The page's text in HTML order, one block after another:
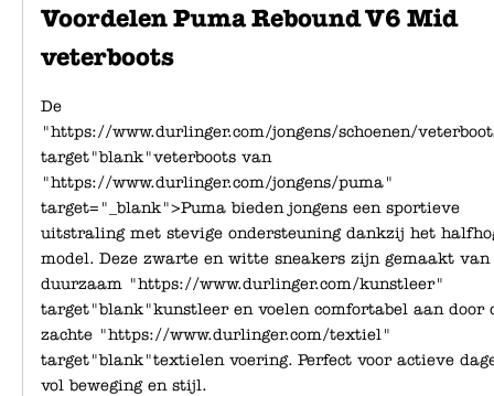
Voordelen Puma Rebound V6 Mid
veterboots
De
"https://www.durlinger.com/jongens/schoenen/
target"blank"veterboots van
"https://www.durlinger.com/jongens/puma"
target="_blank">Puma bieden jongens een sportieve
uitstraling met stevige ondersteuning dankzij het
model. Deze zwarte en witte sneakers zijn gemaakt van
duurzaam "https://www.durlinger.com/kunstleer"
target"blank"kunstleer en voelen comfortabel aan door
zachte "https://www.durlinger.com/textiel"
target"blank"textielen voering. Perfect voor actieve
vol beweging en stijl.